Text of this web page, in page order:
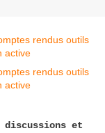
discussions et